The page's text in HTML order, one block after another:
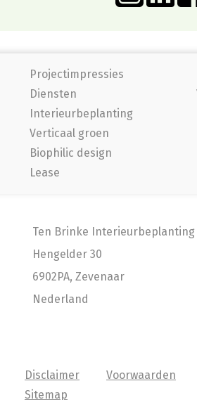
Projectimpressies
Diensten
Interieurbeplanting
Verticaal groen
Biophilic design
Lease
Ten Brinke Interieurbeplanting
Hengelder 30
6902PA, Zevenaar
Nederland
Disclaimer Voorwaarden
Sitemap